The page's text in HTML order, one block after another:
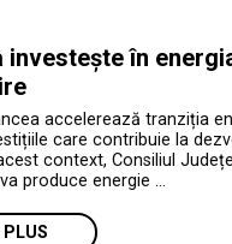
investește în
accelerează tranziția
care contribuie la
context, Consiliul
produce energie …
PLUS